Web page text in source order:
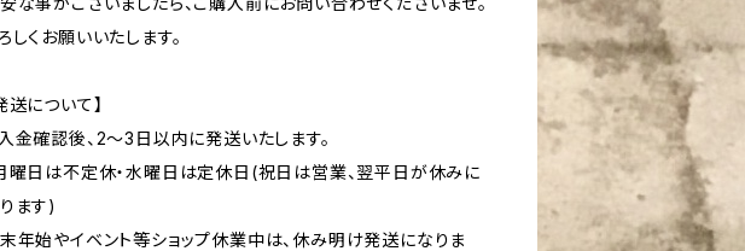
しくお願いいたします。
送について】
金確認後、2〜3日以内に発送いたします。
曜日は不定休・水曜日は定休日(祝日は営業、翌平日が休みに
ます)
年始やイベント等ショップ休業中は、休み明け発送になりま